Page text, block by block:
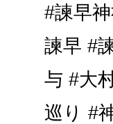
#諫早
諫早 #
与 #大
巡り #